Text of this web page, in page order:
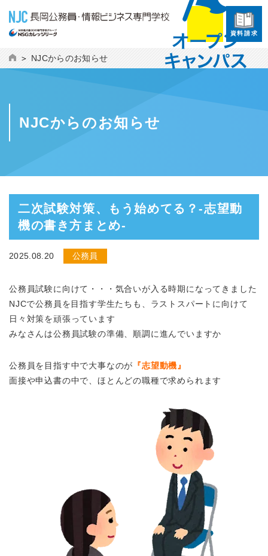
資料請求
NJCからのお知らせ
NJCからのお知らせ
二次試験対策、もう始めてる？-志望動
機の書き方まとめ-
2025.08.20 公務員
公務員試験に向けて・・・気合いが入る時期になってきました
NJCで公務員を目指す学生たちも、ラストスパートに向けて
日々対策を頑張っています
みなさんは公務員試験の準備、順調に進んでいますか
公務員を目指す中で大事なのが 『志望動機』
面接や申込書の中で、ほとんどの職種で求められます